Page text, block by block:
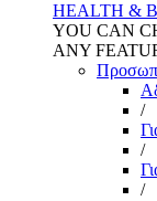
HEALTH &
YOU CAN
ANY
/
/
/